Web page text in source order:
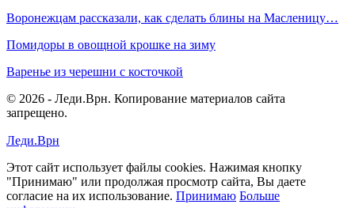
Воронежцам рассказали, как сделать блины на Масленицу…
Помидоры в овощной крошке на зиму
Варенье из черешни с косточкой
© 2026 - Леди.Врн. Копирование материалов сайта
запрещено.
Леди.Врн
Этот сайт использует файлы cookies. Нажимая кнопку
"Принимаю" или продолжая просмотр сайта, Вы даете
согласие на их использование. Принимаю Больше